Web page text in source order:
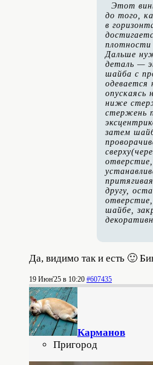
Этот
до того,
в
плотности
Дальше
деталь —
шайба с
одевается
опускаясь
ниже
стержень
затем
другу,
шайбе,
Да, видимо так и есть 🙂
19 Июн'25 в 10:20 #607435
Карманов
Пригород